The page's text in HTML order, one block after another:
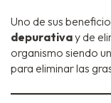
Uno de sus
depurativay de
organismo siendo
para eliminar las